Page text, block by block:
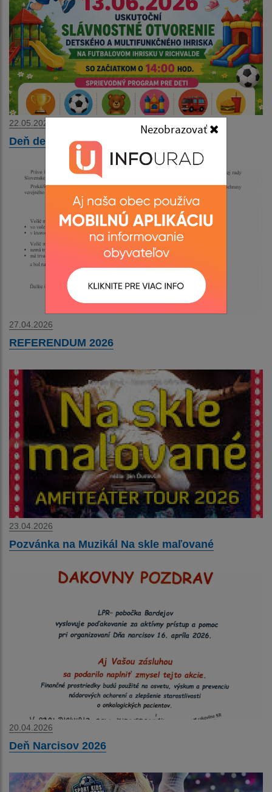
Nezobrazovať
22.05.2026
Deň detí 2026
27.04.2026
REFERENDUM 2026
23.04.2026
Pozvánka na Muzikál Na skle maľované
20.04.2026
Deň Narcisov 2026